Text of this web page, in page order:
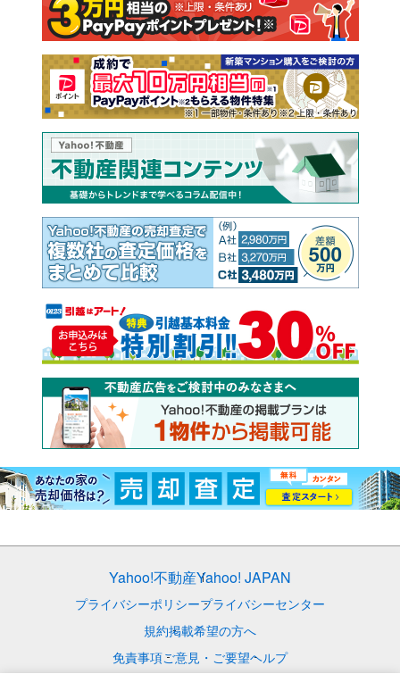
売却査定
Yahoo!不動産Yahoo! JAPAN
プライバシーポリシープライバシーセンター
規約掲載希望の方へ
免責事項ご意見・ご要望ヘルプ